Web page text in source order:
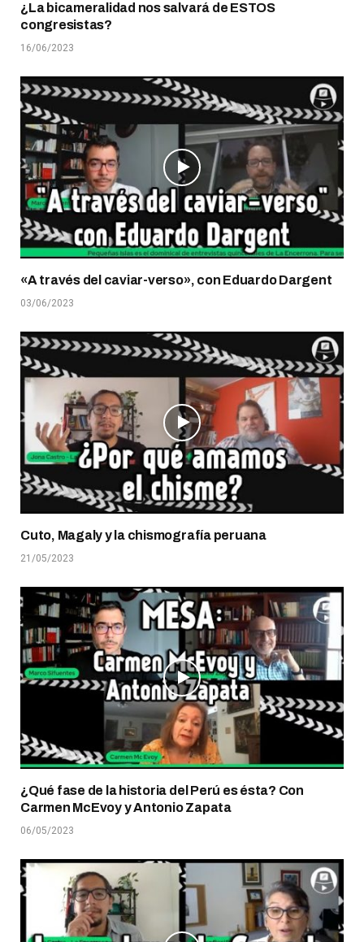
¿La bicameralidad nos salvará de ESTOS
congresistas?
16/06/2023
«A través del caviar-verso», con Eduardo Dargent
03/06/2023
Cuto, Magaly y la chismografía peruana
21/05/2023
¿Qué fase de la historia del Perú es ésta? Con
Carmen McEvoy y Antonio Zapata
06/05/2023